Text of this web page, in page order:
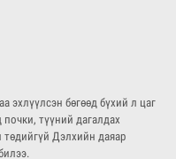
эхлүүлсэн бөгөөд бүхий л цаг
түүний дагалдах
төдийгүй Дэлхийн даяар